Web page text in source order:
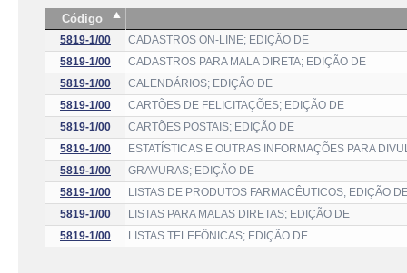
Código
5819-1/00
CADASTROS ON-LINE; EDIÇÃO DE
5819-1/00
CADASTROS PARA MALA DIRETA; EDIÇÃO DE
5819-1/00
CALENDÁRIOS; EDIÇÃO DE
5819-1/00
CARTÕES DE FELICITAÇÕES; EDIÇÃO DE
5819-1/00
CARTÕES POSTAIS; EDIÇÃO DE
5819-1/00
ESTATÍSTICAS E OUTRAS INFORMAÇÕES PARA
5819-1/00
GRAVURAS; EDIÇÃO DE
5819-1/00
LISTAS DE PRODUTOS FARMACÊUTICOS; EDIÇÃO
5819-1/00
LISTAS PARA MALAS DIRETAS; EDIÇÃO DE
5819-1/00
LISTAS TELEFÔNICAS; EDIÇÃO DE